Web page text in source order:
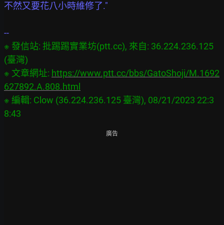
不然又要花八小時維修了."
※ 發信站: 批踢踢實業坊(ptt.cc), 來自: 36.224.236.125
(臺灣)
※ 文章網址: https://www.ptt.cc/bbs/GatoShoji/M.1692
627892.A.808.html
※ 編輯: Clow (36.224.236.125 臺灣), 08/21/2023 22:3
廣告